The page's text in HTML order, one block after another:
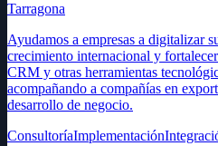
Tarragona
Ayudamos a empresas a digitalizar
crecimiento internacional y
CRM y otras herramientas
acompañando a compañías en
desarrollo de negocio.
ConsultoríaImplementación